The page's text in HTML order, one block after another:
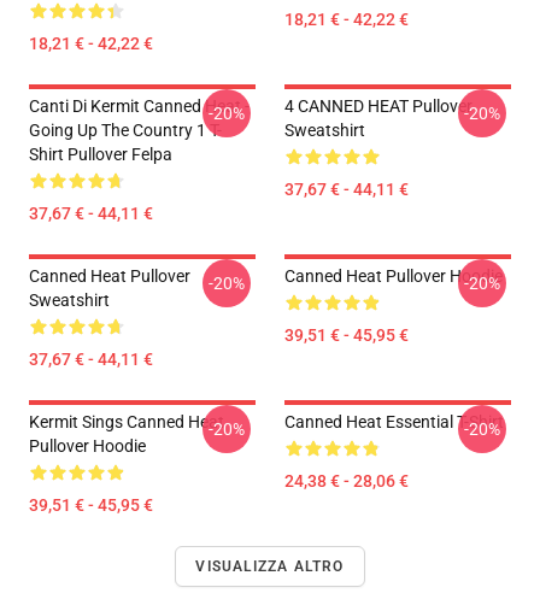
18,21 € - 42,22 €
18,21 € - 42,22 €
Canti Di Kermit Canned Heat -
Going Up The Country 1 T-
Shirt Pullover Felpa
37,67 € - 44,11 €
-20%
4 CANNED HEAT Pullover
Sweatshirt
37,67 € - 44,11 €
-20%
Canned Heat Pullover
Sweatshirt
37,67 € - 44,11 €
-20% Canned Heat Pullover Hoodie
39,51 € - 45,95 €
-20%
Kermit Sings Canned Heat
Pullover Hoodie
39,51 € - 45,95 €
-20% Canned Heat Essential T-Shirt
24,38 € - 28,06 €
-20%
VISUALIZZA ALTRO